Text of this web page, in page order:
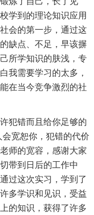
学到的理论知识应用
会的第一步，通过这
缺点、不足，早该摒
所学知识的肤浅，专
我需要学习的太多，
在当今竞争激烈的社
犯错而且给你足够的
宽恕你，犯错的代价
师的宽容，感谢大家
带到日后的工作中
过这次实习，学到了
多学识和见识，受益
的知识，获得了许多